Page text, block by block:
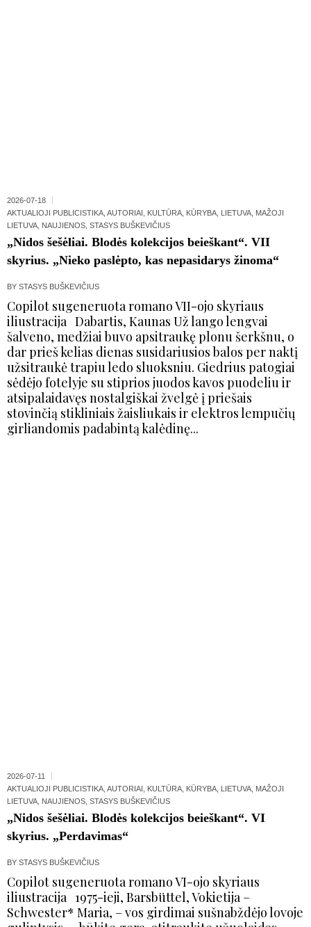
2026-07-18
AKTUALIOJI PUBLICISTIKA AUTORIAI KULTŪRA KŪRYBA LIETUVA MAŽOJI
LIETUVA NAUJIENOS STASYS BUŠKEVIČIUS
„Nidos šešėliai. Blodės kolekcijos beieškant“. VII
skyrius. „Nieko paslėpto, kas nepasidarys žinoma“
BY STASYS BUŠKEVIČIUS
Copilot sugeneruota romano VII-ojo skyriaus
iliustracija Dabartis, Kaunas Už lango lengvai
šalveno, medžiai buvo apsitraukę plonu šerkšnu, o
dar prieš kelias dienas susidariusios balos per naktį
užsitraukė trapiu ledo sluoksniu. Giedrius patogiai
sėdėjo fotelyje su stiprios juodos kavos puodeliu ir
atsipalaidavęs nostalgiškai žvelgė į priešais
stovinčią stikliniais žaisliukais ir elektros lempučių
girliandomis padabintą kalėdinę...
2026-07-11
AKTUALIOJI PUBLICISTIKA AUTORIAI KULTŪRA KŪRYBA LIETUVA MAŽOJI
LIETUVA NAUJIENOS STASYS BUŠKEVIČIUS
„Nidos šešėliai. Blodės kolekcijos beieškant“. VI
skyrius. „Perdavimas“
BY STASYS BUŠKEVIČIUS
Copilot sugeneruota romano VI-ojo skyriaus
iliustracija 1975-ieji, Barsbüttel, Vokietija –
Schwester* Maria, – vos girdimai sušnabždėjo lovoje